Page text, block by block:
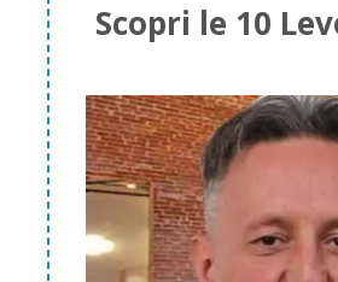
Scopri le 10